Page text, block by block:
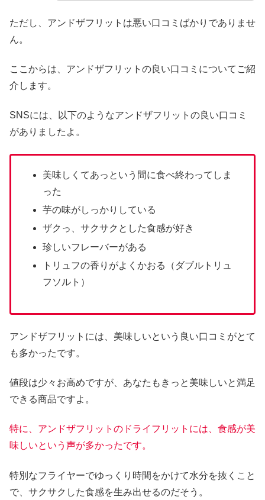
ただし、アンドザフリットは悪い口コミばかりでありませ
ん。
ここからは、アンドザフリットの良い口コミについてご紹
介します。
SNSには、以下のようなアンドザフリットの良い口コミ
がありましたよ。
美味しくてあっという間に食べ終わってしま
った
芋の味がしっかりしている
ザクっ、サクサクとした食感が好き
珍しいフレーバーがある
トリュフの香りがよくかおる（ダブルトリュ
フソルト）
アンドザフリットには、美味しいという良い口コミがとて
も多かったです。
値段は少々お高めですが、あなたもきっと美味しいと満足
できる商品ですよ。
特に、アンドザフリットのドライフリットには、食感が美
味しいという声が多かったです。
特別なフライヤーでゆっくり時間をかけて水分を抜くこと
で、サクサクした食感を生み出せるのだそう。